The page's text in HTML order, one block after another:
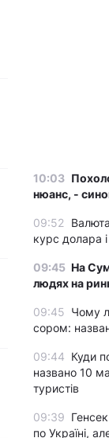
10:03
нюанс, -
09:52
курс долара
09:45 На
людях на
09:45 Чому
сором:
09:44 Куди
названо 10
туристів
09:39
по Україні,